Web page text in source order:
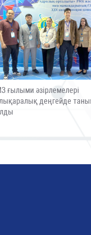
ғылыми әзірлемелері
деңгейде